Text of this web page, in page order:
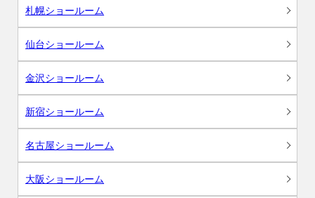
札幌ショールーム
仙台ショールーム
金沢ショールーム
新宿ショールーム
名古屋ショールーム
大阪ショールーム